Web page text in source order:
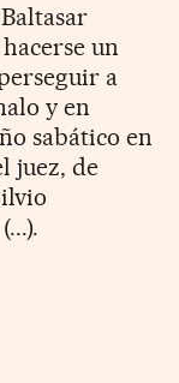
un
a
y en
sabático en
juez, de